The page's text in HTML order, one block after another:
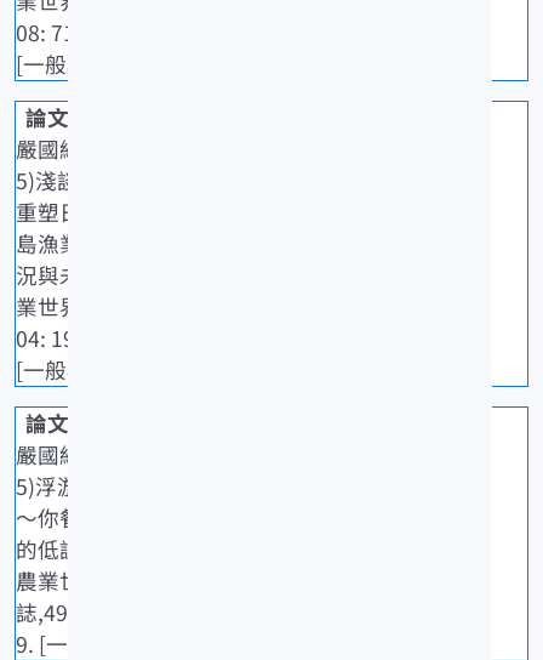
08: 71-73.
[一般期刊]
嚴國維(202
5)淺談科技
重塑日本福
島漁業的現
況與未來.農
業世界雜誌,5
04: 19-23.
[一般期刊]
嚴國維(202
5)浮游動物
～你餐桌上
的低調巨星.
農業世界雜
誌,499: 26-2
9. [一般期刊]